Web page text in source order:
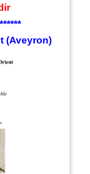
(Aveyron)